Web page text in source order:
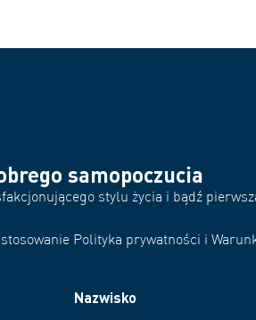
samopoczucia
stylu życia i bądź
Polityka prywatności i
Nazwisko